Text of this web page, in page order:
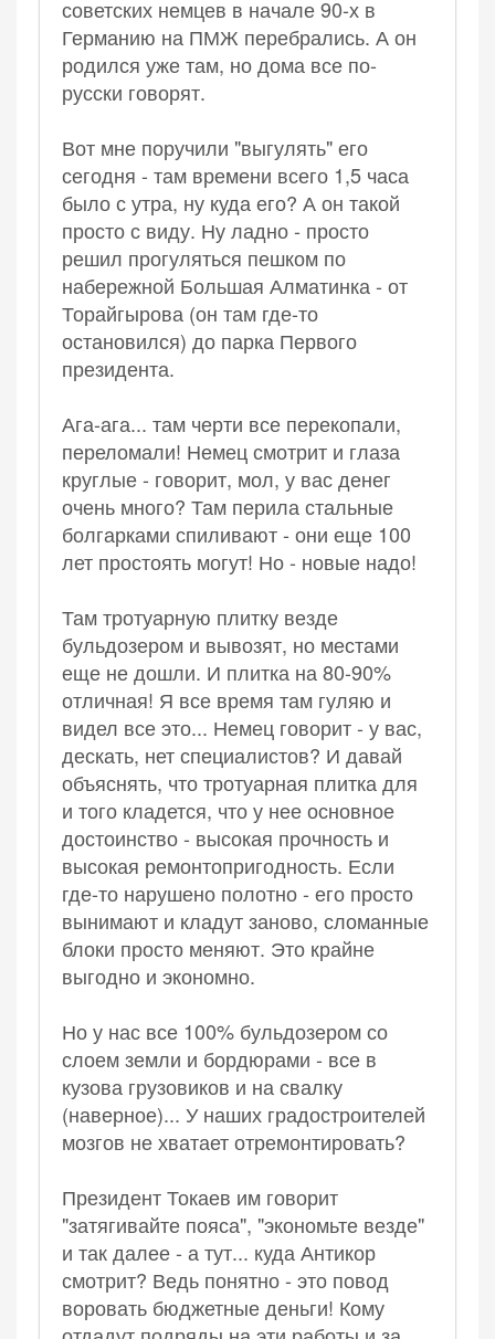
советских немцев в начале 90-х в
Германию на ПМЖ перебрались. А он
родился уже там, но дома все по-
русски говорят.
Вот мне поручили "выгулять" его
сегодня - там времени всего 1,5 часа
было с утра, ну куда его? А он такой
просто с виду. Ну ладно - просто
решил прогуляться пешком по
набережной Большая Алматинка - от
Торайгырова (он там где-то
остановился) до парка Первого
президента.
Ага-ага... там черти все перекопали,
переломали! Немец смотрит и глаза
круглые - говорит, мол, у вас денег
очень много? Там перила стальные
болгарками спиливают - они еще 100
лет простоять могут! Но - новые надо!
Там тротуарную плитку везде
бульдозером и вывозят, но местами
еще не дошли. И плитка на 80-90%
отличная! Я все время там гуляю и
видел все это... Немец говорит - у вас,
дескать, нет специалистов? И давай
объяснять, что тротуарная плитка для
и того кладется, что у нее основное
достоинство - высокая прочность и
высокая ремонтопригодность. Если
где-то нарушено полотно - его просто
вынимают и кладут заново, сломанные
блоки просто меняют. Это крайне
выгодно и экономно.
Но у нас все 100% бульдозером со
слоем земли и бордюрами - все в
кузова грузовиков и на свалку
(наверное)... У наших градостроителей
мозгов не хватает отремонтировать?
Президент Токаев им говорит
"затягивайте пояса", "экономьте везде"
и так далее - а тут... куда Антикор
смотрит? Ведь понятно - это повод
воровать бюджетные деньги! Кому